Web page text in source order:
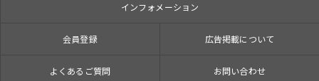
インフォメーション
会員登録 広告掲載について
よくあるご質問 お問い合わせ